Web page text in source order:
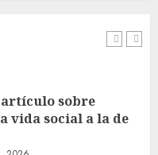
2026
sobre
vida social a la de